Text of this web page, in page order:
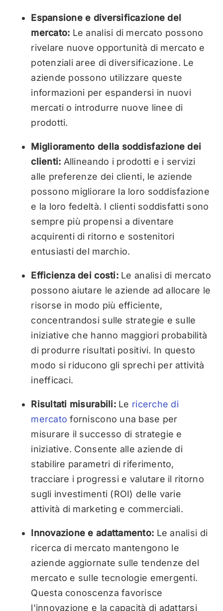
Espansione e diversificazione del
mercato: Le analisi di mercato possono
rivelare nuove opportunità di mercato e
potenziali aree di diversificazione. Le
aziende possono utilizzare queste
informazioni per espandersi in nuovi
mercati o introdurre nuove linee di
prodotti.
Miglioramento della soddisfazione dei
clienti: Allineando i prodotti e i servizi
alle preferenze dei clienti, le aziende
possono migliorare la loro soddisfazione
e la loro fedeltà. I clienti soddisfatti sono
sempre più propensi a diventare
acquirenti di ritorno e sostenitori
entusiasti del marchio.
Efficienza dei costi: Le analisi di mercato
possono aiutare le aziende ad allocare le
risorse in modo più efficiente,
concentrandosi sulle strategie e sulle
iniziative che hanno maggiori probabilità
di produrre risultati positivi. In questo
modo si riducono gli sprechi per attività
inefficaci.
Risultati misurabili: Le ricerche di
mercato forniscono una base per
misurare il successo di strategie e
iniziative. Consente alle aziende di
stabilire parametri di riferimento,
tracciare i progressi e valutare il ritorno
sugli investimenti (ROI) delle varie
attività di marketing e commerciali.
Innovazione e adattamento: Le analisi di
ricerca di mercato mantengono le
aziende aggiornate sulle tendenze del
mercato e sulle tecnologie emergenti.
Questa conoscenza favorisce
l'innovazione e la capacità di adattarsi